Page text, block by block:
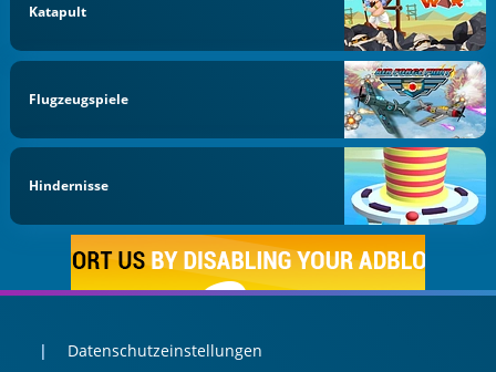
Katapult
Flugzeugspiele
Hindernisse
Datenschutzeinstellungen